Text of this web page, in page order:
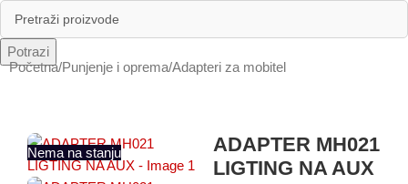
Potrazi
Početna/Punjenje i oprema/Adapteri za mobitel
Nema na stanju
ADAPTER MH021
LIGTING NA AUX